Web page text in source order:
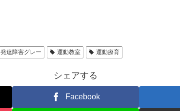
発達障害グレー 運動教室 運動療育
シェアする
Facebook